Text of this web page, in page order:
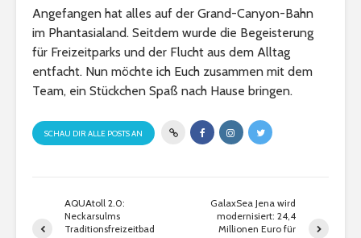
Angefangen hat alles auf der Grand-Canyon-Bahn
im Phantasialand. Seitdem wurde die Begeisterung
für Freizeitparks und der Flucht aus dem Alltag
entfacht. Nun möchte ich Euch zusammen mit dem
Team, ein Stückchen Spaß nach Hause bringen.
SCHAU DIR ALLE POSTS AN
AQUAtoll 2.0:
Neckarsulms
Traditionsfreizeitbad
GalaxSea Jena wird
modernisiert: 24,4
Millionen Euro für